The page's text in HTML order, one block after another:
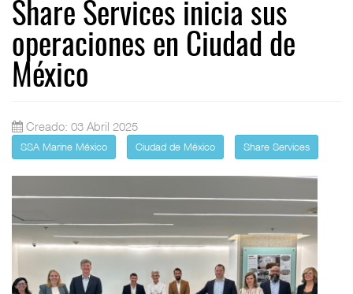
Share Services inicia sus
operaciones en Ciudad de
México
Creado: 03 Abril 2025
SSA Marine México Ciudad de México Share Services